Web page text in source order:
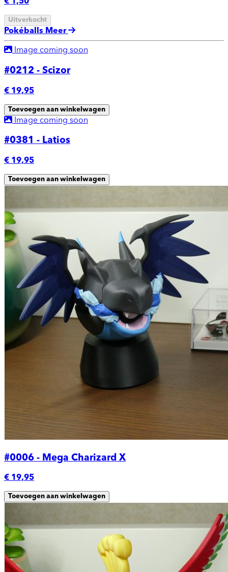
Uitverkocht
Pokéballs Meer
Image coming soon
#0212 - Scizor
€ 19,95
Toevoegen aan winkelwagen
Image coming soon
#0381 - Latios
€ 19,95
Toevoegen aan winkelwagen
#0006 - Mega Charizard X
€ 19,95
Toevoegen aan winkelwagen